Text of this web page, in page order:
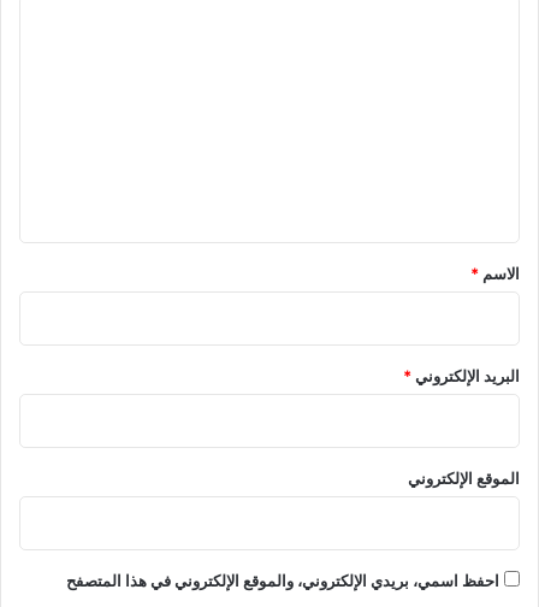
*
الاسم *
البريد الإلكتروني*
الموقع الإلكتروني
احفظ اسمي، بريدي الإلكتروني، والموقع الإلكتروني في هذا المتصفح